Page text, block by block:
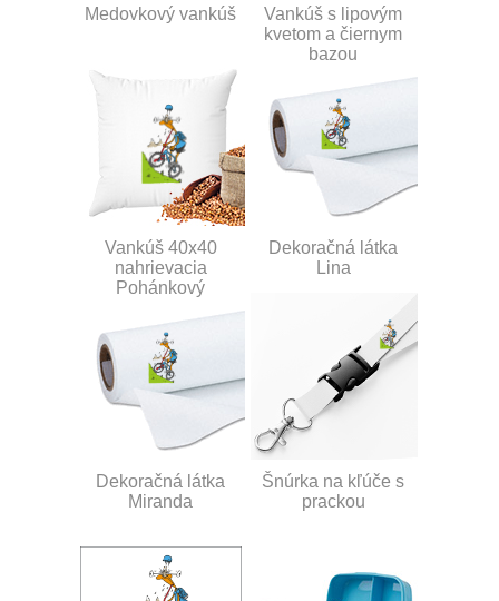
Medovkový vankúš
Vankúš s lipovým
kvetom a čiernym
bazou
Vankúš 40x40
nahrievacia
Pohánkový
Dekoračná látka
Lina
Dekoračná látka
Miranda
Šnúrka na kľúče s
prackou